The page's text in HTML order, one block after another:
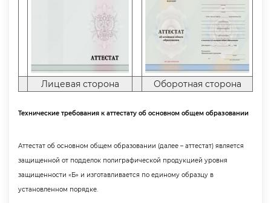
Лицевая сторона Оборотная сторона
Технические требования к аттестату об основном общем образовании
Аттестат об основном общем образовании (далее – аттестат) является
защищенной от подделок полиграфической продукцией уровня
защищенности «Б» и изготавливается по единому образцу
установленном порядке.